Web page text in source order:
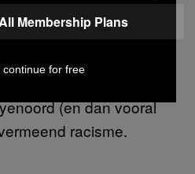
afstapte tijdens
was mijn eerste
gaan we weer.’ En
en de UEFA
(en dan vooral
racisme.
Membership Plans
continue for free